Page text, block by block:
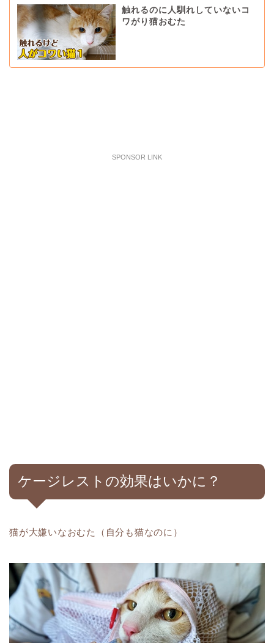
触れるのに人馴れしていないコ
ワがり猫おむた
SPONSOR LINK
ケージレストの効果はいかに？
猫が大嫌いなおむた（自分も猫なのに）